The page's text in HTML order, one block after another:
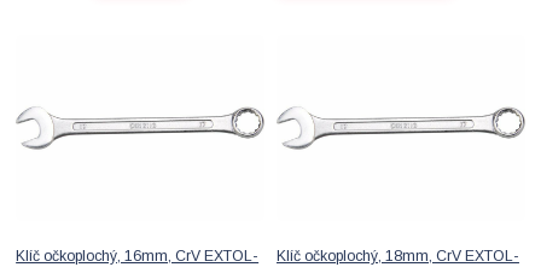
Klíč očkoplochý, 16mm, CrV EXTOL-
Klíč očkoplochý, 18mm, CrV EXTOL-